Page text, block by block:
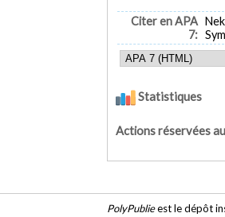
Citer en APA
7:
Statistiques
Actions réservées
PolyPublieest le dépôt